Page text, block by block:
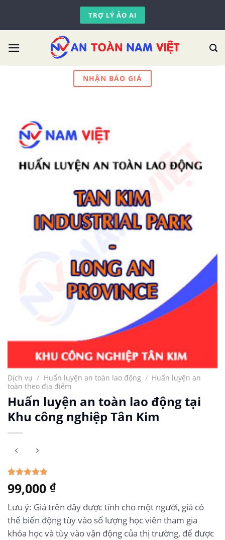
content
TRỢ LÝ ẢO AI
NHẬN BÁO GIÁ
Dịch vụ / Huấn luyện an toàn lao động / Huấn luyện an
toàn theo địa điểm
Huấn luyện an toàn lao động tại
Khu công nghiệp Tân Kim
5.00 trên 5
dựa trên
1
99,000 ₫
Lưu ý: Giá trên đây được tính cho một người, giá có
thể biến động tùy vào số lượng học viên tham gia
khóa học và tùy vào vận động của thị trường, để được